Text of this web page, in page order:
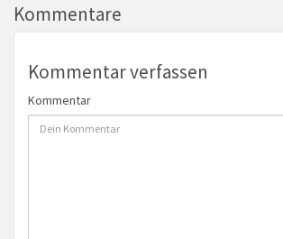
Kommentare
Kommentar verfassen
Kommentar